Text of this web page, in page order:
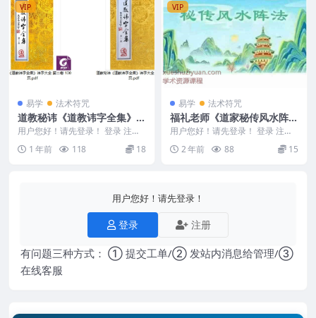
VIP
易学 法术符咒
道教秘讳《道教讳字全集》讳
字大全，共2卷2册合集，91
页+100页Y
用户您好！请先登录！ 登录 注册
道教秘讳《道教讳字全集》讳字大
全，共2卷2册合...
1 年前 118 18
VIP
易学 法术符咒
福礼老师《道家秘传风水阵》
视频直播课7节 免费获取下载
会员
用户您好！请先登录！ 登录 注册
福礼老师《道家秘传风水阵》视频
直播课7节 25...
2 年前 88 15
用户您好！请先登录！
登录 注册
有问题三种方式： ① 提交工单/② 发站内消息给管理/③
在线客服